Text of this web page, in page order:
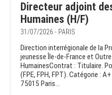
Directeur adjoint
Humaines (H/F)
31/07/2026 - PARIS
Direction interrégionale de la
jeunesse Île-de-France et
HumainesContrat : Titulaire.
(FPE, FPH, FPT). Catégorie :
75015 Paris...